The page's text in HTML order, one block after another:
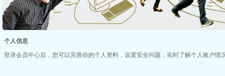
个人信息
登录会员中心后，您可以完善你的个人资料，设置安全问题，实时了解个人账户情